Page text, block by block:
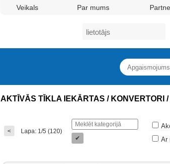
Veikals Par mums
AKTĪVĀS TĪKLA IEKĀRTAS / KONVERTORI /
<
Lapa: 1/5 (120)
✔
Ar